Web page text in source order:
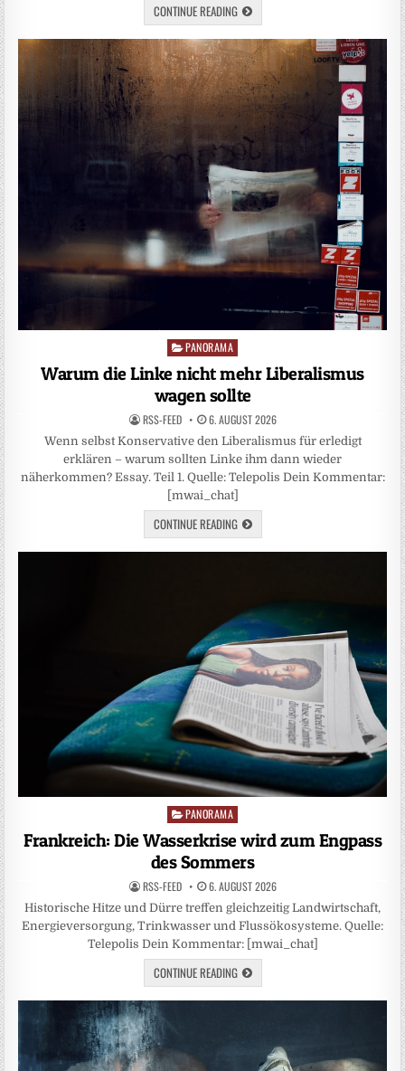
CONTINUE READING
Posted
PANORAMA
Warum die Linke nicht mehr Liberalismus
wagen sollte
RSS-FEED 6. AUGUST 2026
Wenn selbst Konservative den Liberalismus für erledigt
erklären – warum sollten Linke ihm dann wieder
näherkommen? Essay. Teil 1. Quelle: Telepolis Dein Kommentar:
[mwai_chat]
CONTINUE READING
Posted
PANORAMA
Frankreich: Die Wasserkrise wird zum Engpass
des Sommers
RSS-FEED 6. AUGUST 2026
Historische Hitze und Dürre treffen gleichzeitig Landwirtschaft,
Energieversorgung, Trinkwasser und Flussökosysteme. Quelle:
Telepolis Dein Kommentar: [mwai_chat]
CONTINUE READING